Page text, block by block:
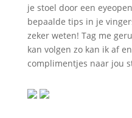
je stoel door een
bepaalde tips in je
zeker weten! Tag me
kan volgen zo kan ik af
complimentjes naar jou